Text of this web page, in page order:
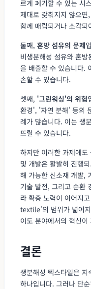
르게 폐기할 수 있는 시
제대로 갖춰지지 않으
함께 매립되거나 소각
둘째, 혼방 섬유의 문제
비생분해성 섬유와 혼
을 배출할 수 있습니다.
손할 수 있습니다.
셋째, '그린워싱'의 위험
환경', '자연 분해' 등의
례가 많습니다. 이는 생
뜨릴 수 있습니다.
하지만 이러한 과제에
및 개발은 활발히 진행
해 가능한 신소재 개발,
기술 발전, 그리고 순환
라 확충 노력이 이어지
textile'의 범위가 넓어
이도 분야에서의 혁신이
결론
생분해성 텍스타일은
하나입니다. 그러나 단